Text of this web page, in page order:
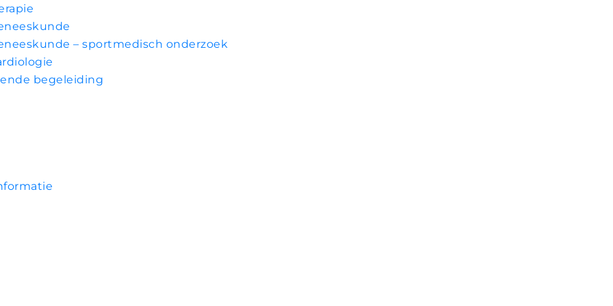
– sportmedisch onderzoek
begeleiding